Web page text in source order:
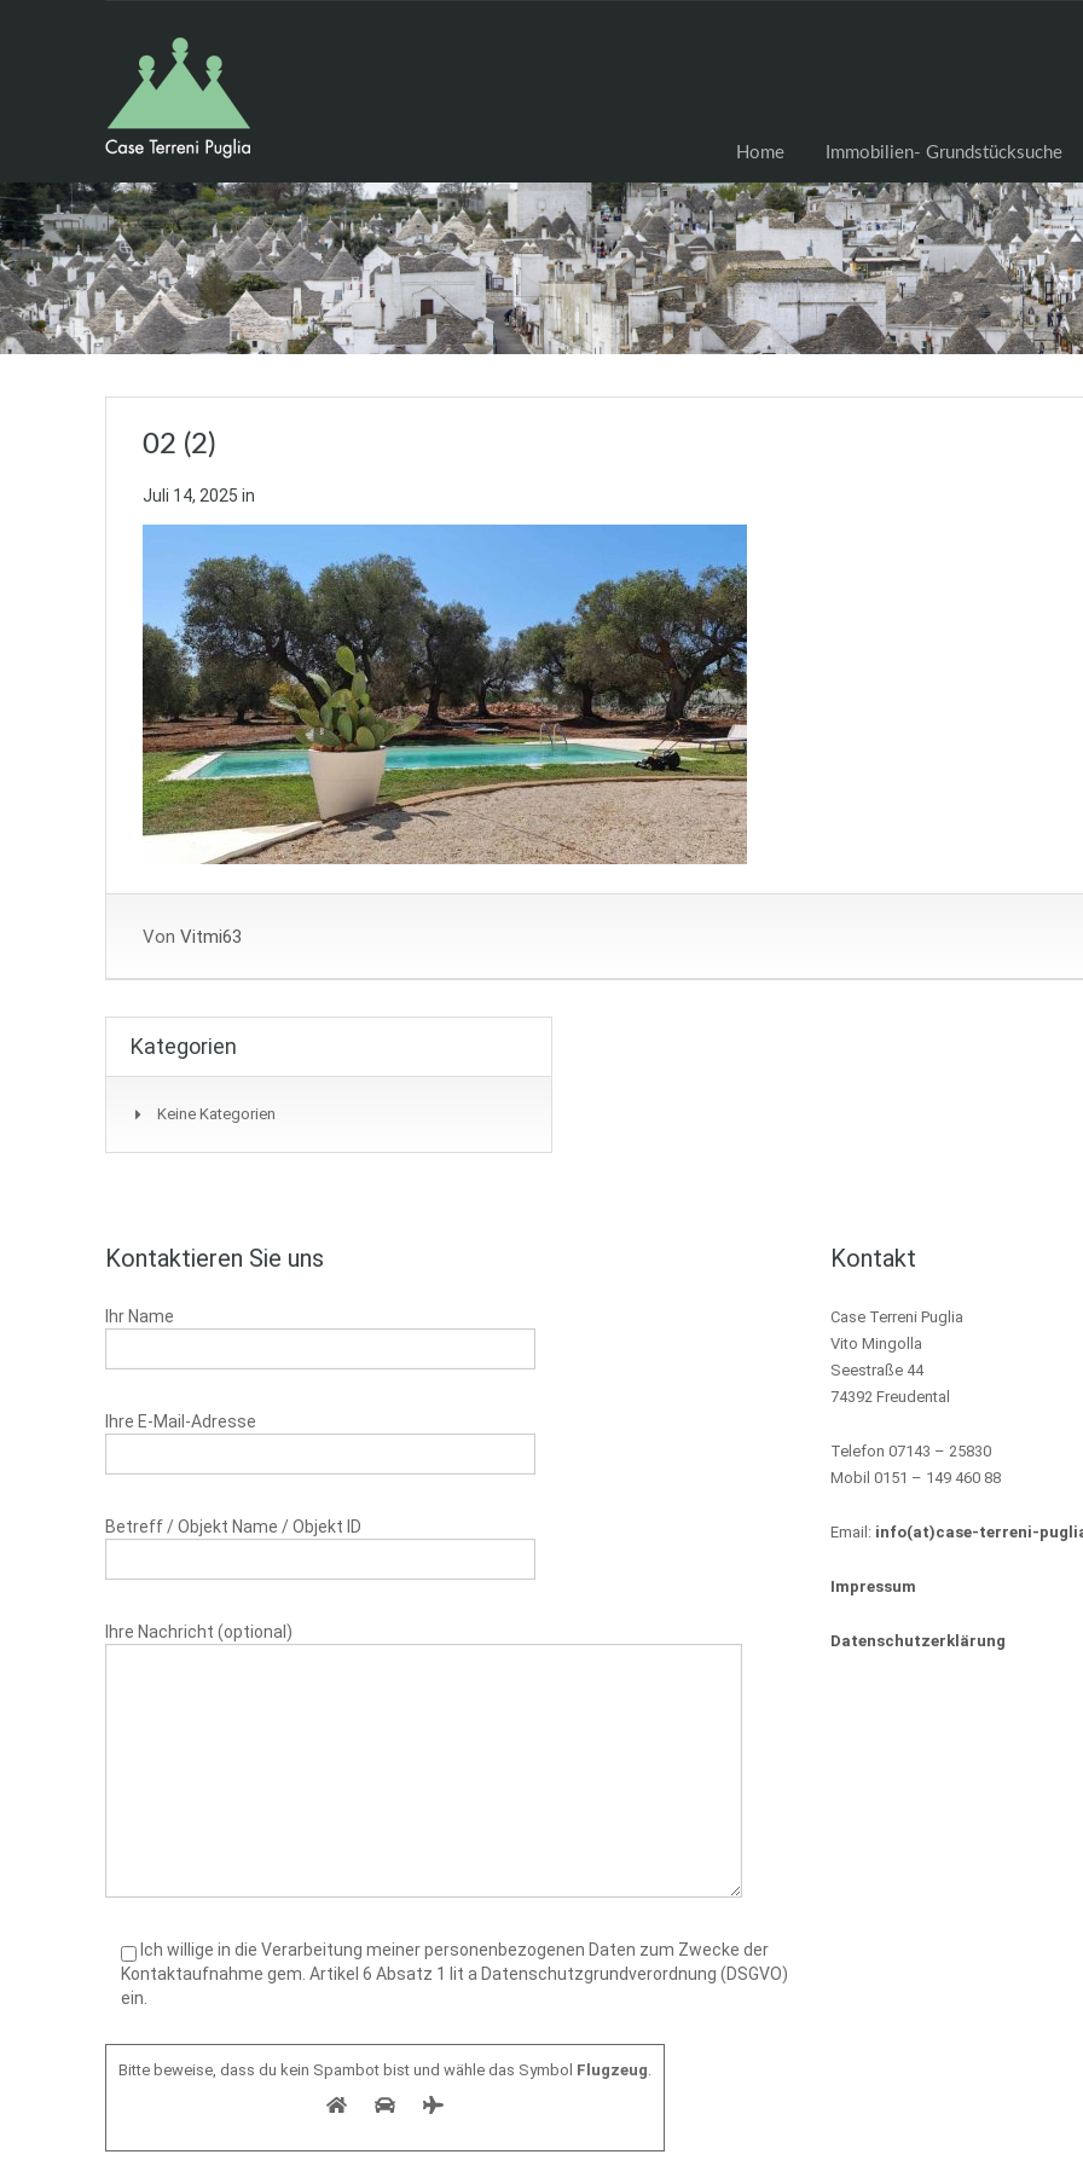
Home Immobilien- Grundstücksuche
02 (2)
Juli 14, 2025 in
Von Vitmi63
Kategorien
Keine Kategorien
Kontaktieren Sie uns
Ihr Name
Ihre E-Mail-Adresse
Betreff / Objekt Name / Objekt ID
Ihre Nachricht (optional)
Ich willige in die Verarbeitung meiner personenbezogenen Daten zum Zwecke der
Kontaktaufnahme gem. Artikel 6 Absatz 1 lit a Datenschutzgrundverordnung (DSGVO)
ein.
Bitte beweise, dass du kein Spambot bist und wähle das Symbol Flugzeug.
Kontakt
Case Terreni Puglia
Vito Mingolla
Seestraße 44
74392 Freudental
Telefon 07143 – 25830
Mobil 0151 – 149 460 88
Email: info(at)case-terreni-
Impressum
Datenschutzerklärung